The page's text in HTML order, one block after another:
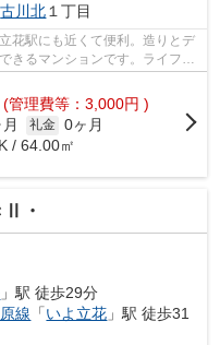
古川北 １丁目
花駅にも近くて便利。造りとデ
きるマンションです。ライフス
(管理費等：3,000円 )
礼金 0ヶ月
/ 64.00㎡
Ⅱ・
」駅 徒歩29分
線 「いよ立花 」駅 徒歩31